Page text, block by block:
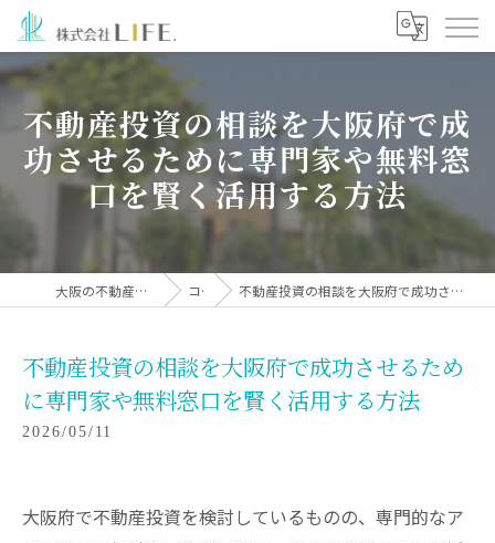
不動産投資の相談を大阪府で成
功させるために専門家や無料窓
口を賢く活用する方法
大阪の不動産投資なら株式会社LIFE. コラム 不動産投資の相談を大阪府で成功させるために専門家や無料窓口を賢く活用する方法
不動産投資の相談を大阪府で成功させるため
に専門家や無料窓口を賢く活用する方法
2026/05/11
大阪府で不動産投資を検討しているものの、専門的なア